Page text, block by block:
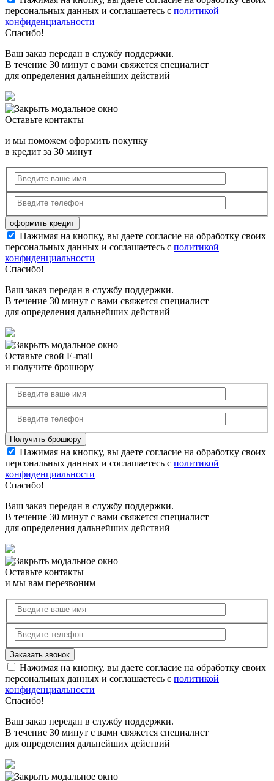
персональных данных и соглашаетесь с политикой
конфиденциальности
Спасибо!
Ваш заказ передан в службу поддержки.
В течение 30 минут с вами свяжется специалист
для определения дальнейших действий
Оставьте контакты
и мы поможем оформить покупку
в кредит за 30 минут
Нажимая на кнопку, вы даете согласие на обработку своих
персональных данных и соглашаетесь с политикой
конфиденциальности
Спасибо!
Ваш заказ передан в службу поддержки.
В течение 30 минут с вами свяжется специалист
для определения дальнейших действий
Оставьте свой E-mail
и получите брошюру
Нажимая на кнопку, вы даете согласие на обработку своих
персональных данных и соглашаетесь с политикой
конфиденциальности
Спасибо!
Ваш заказ передан в службу поддержки.
В течение 30 минут с вами свяжется специалист
для определения дальнейших действий
Оставьте контакты
и мы вам перезвоним
Нажимая на кнопку, вы даете согласие на обработку своих
персональных данных и соглашаетесь с политикой
конфиденциальности
Спасибо!
Ваш заказ передан в службу поддержки.
В течение 30 минут с вами свяжется специалист
для определения дальнейших действий